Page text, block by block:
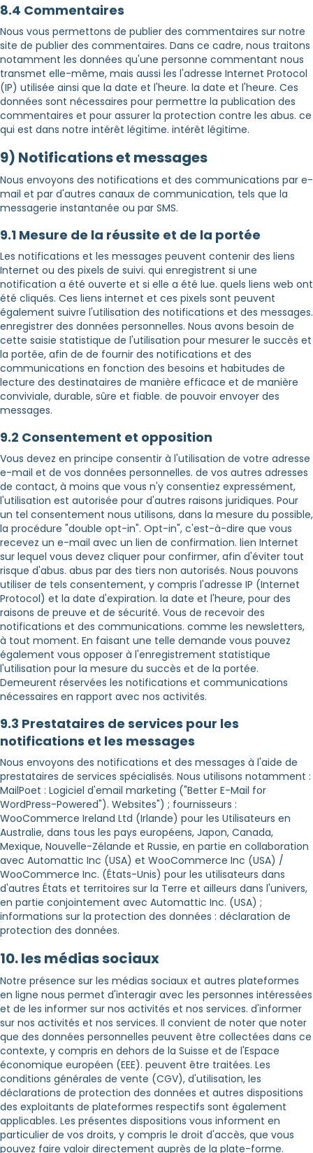
8.4 Commentaires
Nous vous permettons de publier des commentaires sur notre
site de publier des commentaires. Dans ce cadre, nous traitons
notamment les données qu'une personne commentant nous
transmet elle-même, mais aussi les l'adresse Internet Protocol
(IP) utilisée ainsi que la date et l'heure. la date et l'heure. Ces
données sont nécessaires pour permettre la publication des
commentaires et pour assurer la protection contre les abus. ce
qui est dans notre intérêt légitime. intérêt légitime.
9) Notifications et messages
Nous envoyons des notifications et des communications par e-
mail et par d'autres canaux de communication, tels que la
messagerie instantanée ou par SMS.
9.1 Mesure de la réussite et de la portée
Les notifications et les messages peuvent contenir des liens
Internet ou des pixels de suivi. qui enregistrent si une
notification a été ouverte et si elle a été lue. quels liens web ont
été cliqués. Ces liens internet et ces pixels sont peuvent
également suivre l'utilisation des notifications et des messages.
enregistrer des données personnelles. Nous avons besoin de
cette saisie statistique de l'utilisation pour mesurer le succès et
la portée, afin de de fournir des notifications et des
communications en fonction des besoins et habitudes de
lecture des destinataires de manière efficace et de manière
conviviale, durable, sûre et fiable. de pouvoir envoyer des
messages.
9.2 Consentement et opposition
Vous devez en principe consentir à l'utilisation de votre adresse
e-mail et de vos données personnelles. de vos autres adresses
de contact, à moins que vous n'y consentiez expressément,
l'utilisation est autorisée pour d'autres raisons juridiques. Pour
un tel consentement nous utilisons, dans la mesure du possible,
la procédure "double opt-in". Opt-in", c'est-à-dire que vous
recevez un e-mail avec un lien de confirmation. lien Internet
sur lequel vous devez cliquer pour confirmer, afin d'éviter tout
risque d'abus. abus par des tiers non autorisés. Nous pouvons
utiliser de tels consentement, y compris l'adresse IP (Internet
Protocol) et la date d'expiration. la date et l'heure, pour des
raisons de preuve et de sécurité. Vous de recevoir des
notifications et des communications. comme les newsletters,
à tout moment. En faisant une telle demande vous pouvez
également vous opposer à l'enregistrement statistique
l'utilisation pour la mesure du succès et de la portée.
Demeurent réservées les notifications et communications
nécessaires en rapport avec nos activités.
9.3 Prestataires de services pour les
notifications et les messages
Nous envoyons des notifications et des messages à l'aide de
prestataires de services spécialisés. Nous utilisons notamment :
MailPoet : Logiciel d'email marketing ("Better E-Mail for
WordPress-Powered"). Websites") ; fournisseurs :
WooCommerce Ireland Ltd (Irlande) pour les Utilisateurs en
Australie, dans tous les pays européens, Japon, Canada,
Mexique, Nouvelle-Zélande et Russie, en partie en collaboration
avec Automattic Inc (USA) et WooCommerce Inc (USA) /
WooCommerce Inc. (États-Unis) pour les utilisateurs dans
d'autres États et territoires sur la Terre et ailleurs dans l'univers,
en partie conjointement avec Automattic Inc. (USA) ;
informations sur la protection des données : déclaration de
protection des données.
10. les médias sociaux
Notre présence sur les médias sociaux et autres plateformes
en ligne nous permet d'interagir avec les personnes intéressées
et de les informer sur nos activités et nos services. d'informer
sur nos activités et nos services. Il convient de noter que noter
que des données personnelles peuvent être collectées dans ce
contexte, y compris en dehors de la Suisse et de l'Espace
économique européen (EEE). peuvent être traitées. Les
conditions générales de vente (CGV), d'utilisation, les
déclarations de protection des données et autres dispositions
des exploitants de plateformes respectifs sont également
applicables. Les présentes dispositions vous informent en
particulier de vos droits, y compris le droit d'accès, que vous
pouvez faire valoir directement auprès de la plate-forme.